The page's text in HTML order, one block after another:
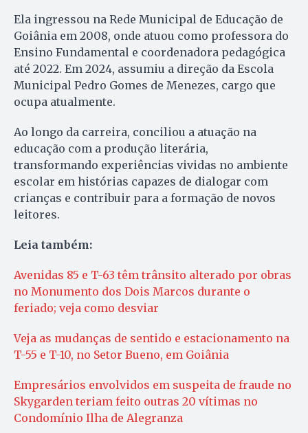
Ela ingressou na Rede Municipal de Educação de
Goiânia em 2008, onde atuou como professora do
Ensino Fundamental e coordenadora pedagógica
até 2022. Em 2024, assumiu a direção da Escola
Municipal Pedro Gomes de Menezes, cargo que
ocupa atualmente.
Ao longo da carreira, conciliou a atuação na
educação com a produção literária,
transformando experiências vividas no ambiente
escolar em histórias capazes de dialogar com
crianças e contribuir para a formação de novos
leitores.
Leia também:
Avenidas 85 e T-63 têm trânsito alterado por obras
no Monumento dos Dois Marcos durante o
feriado; veja como desviar
Veja as mudanças de sentido e estacionamento na
T-55 e T-10, no Setor Bueno, em Goiânia
Empresários envolvidos em suspeita de fraude no
Skygarden teriam feito outras 20 vítimas no
Condomínio Ilha de Alegranza